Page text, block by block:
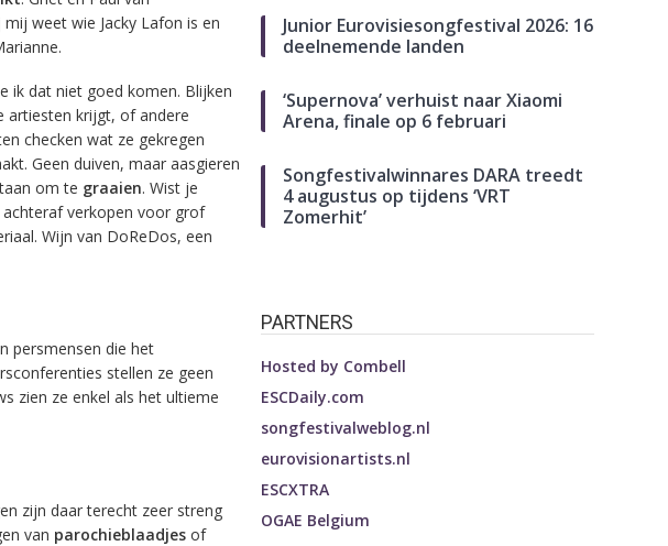
weet wie Jacky Lafon is en
ik dat niet goed komen. Blijken
artiesten krijgt, of andere
checken wat ze gekregen
Geen duiven, maar aasgieren
om te graaien. Wist je
verkopen voor grof
Wijn van DoReDos, een
persmensen die het
stellen ze geen
zien ze enkel als het ultieme
zijn daar terecht zeer streng
van parochieblaadjesof
Junior Eurovisiesongfestival 2026: 16
deelnemende landen
‘Supernova’ verhuist naar Xiaomi
Arena, finale op 6 februari
Songfestivalwinnares DARA treedt
4 augustus op tijdens ‘VRT
Zomerhit’
PARTNERS
Hosted by Combell
ESCDaily.com
songfestivalweblog.nl
eurovisionartists.nl
ESCXTRA
OGAE Belgium